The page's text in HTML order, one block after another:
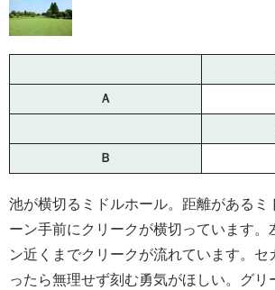
Ａ
Ｂ
池が横切るミドルホール。距離があるミ
ーン手前にクリークが横切っています。
ン近くまでクリークが流れています。セ
ったら無理せず刻む勇気がほしい。グリ